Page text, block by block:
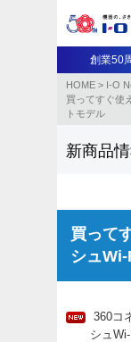
創業50
HOME > I-O
買ってすぐ使
トモデル
新商品
買って
シュ
360コ
シュ